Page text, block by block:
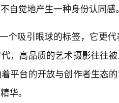
自觉地产生一种身份认同感。
个吸引眼球的标签，它更
，高品质的艺术摄影往往
平台的开放与创作者生态
华。